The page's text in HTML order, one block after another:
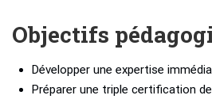
Objectifs
Développer une expertise
Préparer une triple certification